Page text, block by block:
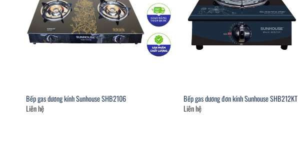
Bếp gas dương kính Sunhouse SHB2106
Liên hệ
Bếp gas dương đơn kính Sunhouse SHB212KT
Liên hệ